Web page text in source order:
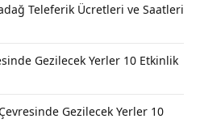
Teleferik Ücretleri ve Saatleri
Gezilecek Yerler 10 Etkinlik
Gezilecek Yerler 10